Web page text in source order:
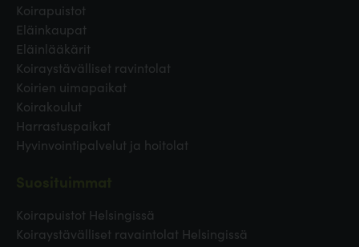
Koirapuistot
Eläinkaupat
Eläinlääkärit
Koiraystävälliset ravintolat
Koirien uimapaikat
Koirakoulut
Harrastuspaikat
Hyvinvointipalvelut ja hoitolat
Koirapuistot Helsingissä
Koiraystävälliset ravaintolat Helsingissä